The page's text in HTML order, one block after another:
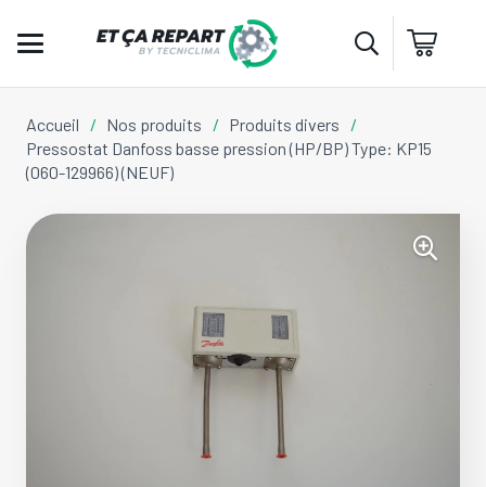
Accueil / Nos produits / Produits divers
/
Pressostat Danfoss basse pression (HP/BP) Type: KP15
(060-129966) (NEUF)